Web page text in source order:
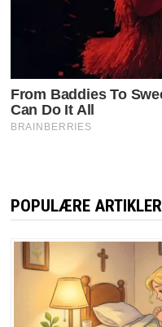
POPULÆRE ARTIKLER